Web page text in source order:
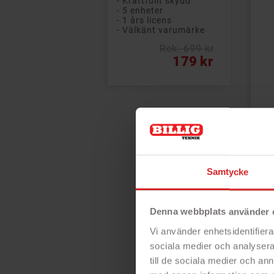
Samtycke
Denna webbplats använder
Vi använder
sociala medier och
till de sociala medier och
- 5 enheter
- 1 års licens
- Välkänt varumärke
179 kr
-
-
-